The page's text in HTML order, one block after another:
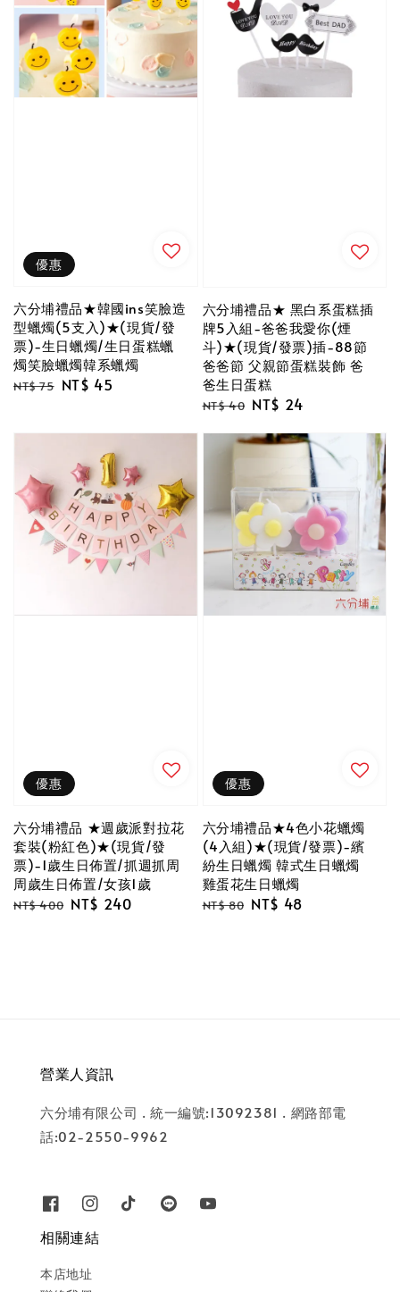
優惠
六分埔禮品★韓國ins笑臉造
型蠟燭(5支入)★(現貨/發
票)-生日蠟燭/生日蛋糕蠟
燭笑臉蠟燭韓系蠟燭
Regular
NT$ 75 Sale
NT$ 45
六分埔禮品★ 黑白系蛋糕插
牌5入組-爸爸我愛你(煙
斗)★(現貨/發票)插-88節
爸爸節 父親節蛋糕裝飾 爸
爸生日蛋糕
Regular
NT$ 40 Sale
NT$ 24
優惠
六分埔禮品 ★週歲派對拉花
套裝(粉紅色)★(現貨/發
票)-1歲生日佈置/抓週抓周
周歲生日佈置/女孩1歲
Regular
NT$ 400 Sale
NT$ 240
優惠
六分埔禮品★4色小花蠟燭
(4入組)★(現貨/發票)-繽
紛生日蠟燭 韓式生日蠟燭
雞蛋花生日蠟燭
Regular
NT$ 80 Sale
NT$ 48
營業人資訊
六分埔有限公司 . 統一編號:13092381 . 網路部電
話:02-2550-9962
相關連結
本店地址